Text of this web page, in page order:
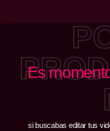
Es
si buscabas editar tus